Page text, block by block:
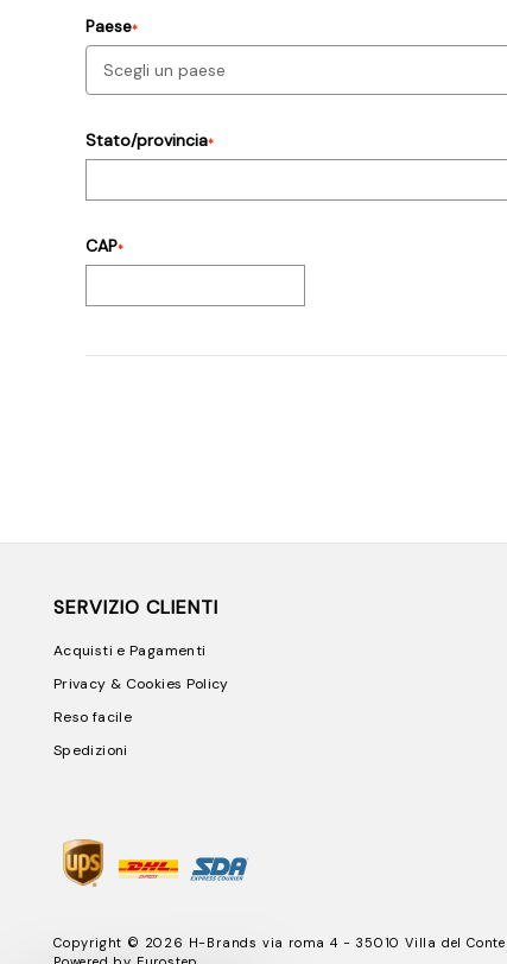
Paese*
Stato/provincia*
CAP*
SERVIZIO CLIENTI
Acquisti e Pagamenti
Privacy & Cookies Policy
Reso facile
Spedizioni
Copyright © 2026 H-Brands via roma 4 - 35010 Villa del Conte